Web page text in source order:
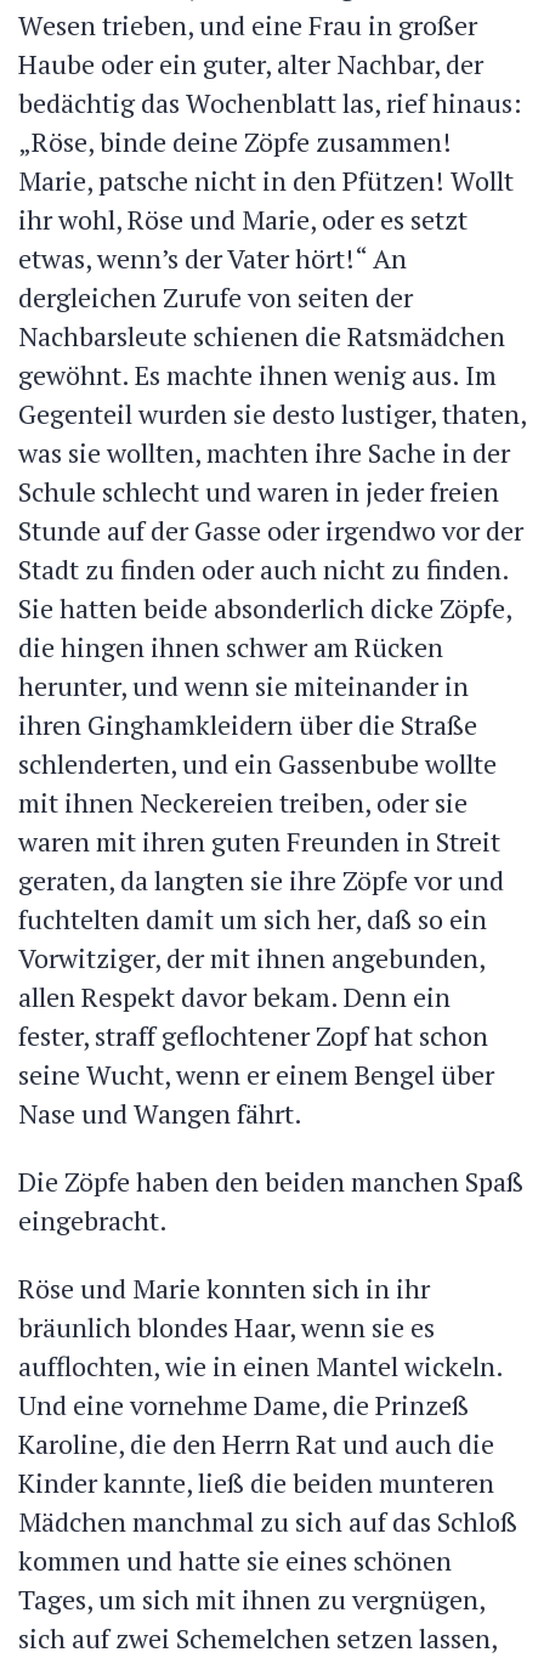
Wesen trieben, und eine Frau in großer
Haube oder ein guter, alter Nachbar, der
bedächtig das Wochenblatt las, rief hinaus:
„Röse, binde deine Zöpfe zusammen!
Marie, patsche nicht in den Pfützen! Wollt
ihr wohl, Röse und Marie, oder es setzt
etwas, wenn’s der Vater hört!“ An
dergleichen Zurufe von seiten der
Nachbarsleute schienen die Ratsmädchen
gewöhnt. Es machte ihnen wenig aus. Im
Gegenteil wurden sie desto lustiger, thaten,
was sie wollten, machten ihre Sache in der
Schule schlecht und waren in jeder freien
Stunde auf der Gasse oder irgendwo vor der
Stadt zu finden oder auch nicht zu finden.
Sie hatten beide absonderlich dicke Zöpfe,
die hingen ihnen schwer am Rücken
herunter, und wenn sie miteinander in
ihren Ginghamkleidern über die Straße
schlenderten, und ein Gassenbube wollte
mit ihnen Neckereien treiben, oder sie
waren mit ihren guten Freunden in Streit
geraten, da langten sie ihre Zöpfe vor und
fuchtelten damit um sich her, daß so ein
Vorwitziger, der mit ihnen angebunden,
allen Respekt davor bekam. Denn ein
fester, straff geflochtener Zopf hat schon
seine Wucht, wenn er einem Bengel über
Nase und Wangen fährt.
Die Zöpfe haben den beiden manchen Spaß
eingebracht.
Röse und Marie konnten sich in ihr
bräunlich blondes Haar, wenn sie es
aufflochten, wie in einen Mantel wickeln.
Und eine vornehme Dame, die Prinzeß
Karoline, die den Herrn Rat und auch die
Kinder kannte, ließ die beiden munteren
Mädchen manchmal zu sich auf das Schloß
kommen und hatte sie eines schönen
Tages, um sich mit ihnen zu vergnügen,
sich auf zwei Schemelchen setzen lassen,